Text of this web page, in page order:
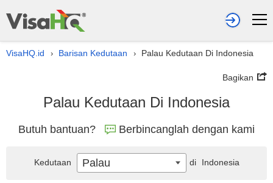
VisaHQ.id › Barisan Kedutaan › Palau Kedutaan Di Indonesia
Bagikan
Palau Kedutaan Di Indonesia
Butuh bantuan? Berbincanglah dengan kami
Kedutaan Palau di Indonesia